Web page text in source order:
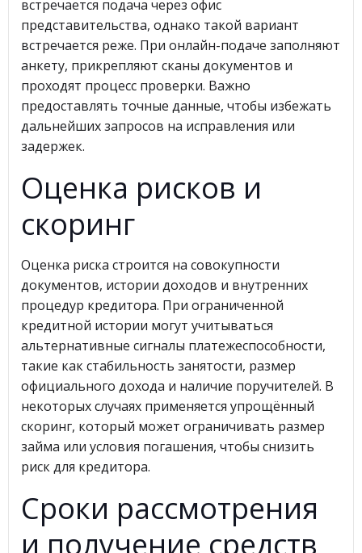
встречается подача через офис
представительства, однако такой вариант
встречается реже. При онлайн-подаче заполняют
анкету, прикрепляют сканы документов и
проходят процесс проверки. Важно
предоставлять точные данные, чтобы избежать
дальнейших запросов на исправления или
задержек.
Оценка рисков и
скоринг
Оценка риска строится на совокупности
документов, истории доходов и внутренних
процедур кредитора. При ограниченной
кредитной истории могут учитываться
альтернативные сигналы платежеспособности,
такие как стабильность занятости, размер
официального дохода и наличие поручителей. В
некоторых случаях применяется упрощённый
скоринг, который может ограничивать размер
займа или условия погашения, чтобы снизить
риск для кредитора.
Сроки рассмотрения
и получение средств